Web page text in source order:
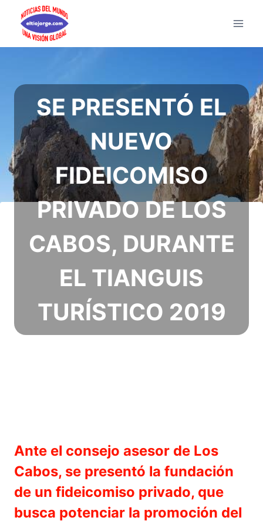
Saltar
contenido
SE PRESENTÓ EL
NUEVO
FIDEICOMISO
PRIVADO DE LOS
CABOS, DURANTE
EL TIANGUIS
TURÍSTICO 2019
Ante el consejo asesor de Los
Cabos, se presentó la fundación
de un fideicomiso privado, que
busca potenciar la promoción del